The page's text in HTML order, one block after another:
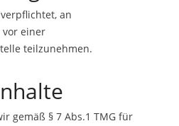
an
einer
teilzunehmen.
gemäß § 7 Abs.1 TMG für